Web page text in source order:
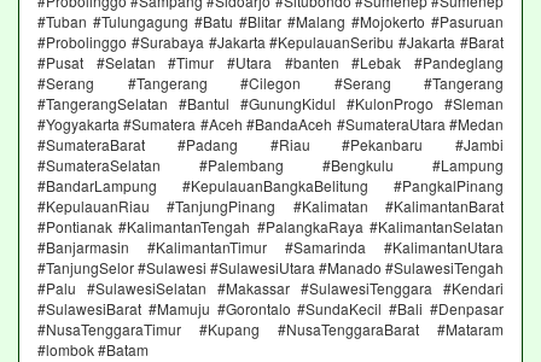
#Tuban #Tulungagung #Batu #Blitar #Malang #Mojokerto #Pasuruan
#Probolinggo #Surabaya #Jakarta #KepulauanSeribu #Jakarta #Barat
#Pusat #Selatan #Timur #Utara #banten #Lebak #Pandeglang
#Serang #Tangerang #Cilegon #Serang #Tangerang
#TangerangSelatan #Bantul #GunungKidul #KulonProgo #Sleman
#Yogyakarta #Sumatera #Aceh #BandaAceh #SumateraUtara #Medan
#SumateraBarat #Padang #Riau #Pekanbaru #Jambi
#SumateraSelatan #Palembang #Bengkulu #Lampung
#BandarLampung #KepulauanBangkaBelitung #PangkalPinang
#KepulauanRiau #TanjungPinang #Kalimatan #KalimantanBarat
#Pontianak #KalimantanTengah #PalangkaRaya #KalimantanSelatan
#Banjarmasin #KalimantanTimur #Samarinda #KalimantanUtara
#TanjungSelor #Sulawesi #SulawesiUtara #Manado #SulawesiTengah
#Palu #SulawesiSelatan #Makassar #SulawesiTenggara #Kendari
#SulawesiBarat #Mamuju #Gorontalo #SundaKecil #Bali #Denpasar
#NusaTenggaraTimur #Kupang #NusaTenggaraBarat #Mataram
#lombok #Batam